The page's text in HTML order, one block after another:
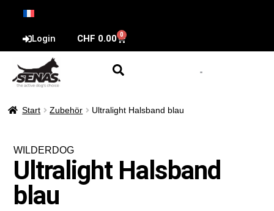
Login CHF 0.00 0
Start Zubehör Ultralight Halsband blau
WILDERDOG
Ultralight Halsband
blau